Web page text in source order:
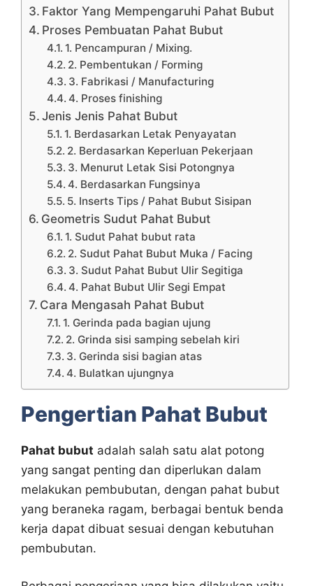
Faktor Yang Mempengaruhi Pahat Bubut
Proses Pembuatan Pahat Bubut
1. Pencampuran / Mixing.
2. Pembentukan / Forming
3. Fabrikasi / Manufacturing
4. Proses finishing
Jenis Jenis Pahat Bubut
1. Berdasarkan Letak Penyayatan
2. Berdasarkan Keperluan Pekerjaan
3. Menurut Letak Sisi Potongnya
4. Berdasarkan Fungsinya
5. Inserts Tips / Pahat Bubut Sisipan
Geometris Sudut Pahat Bubut
1. Sudut Pahat bubut rata
2. Sudut Pahat Bubut Muka / Facing
3. Sudut Pahat Bubut Ulir Segitiga
4. Pahat Bubut Ulir Segi Empat
Cara Mengasah Pahat Bubut
1. Gerinda pada bagian ujung
2. Grinda sisi samping sebelah kiri
3. Gerinda sisi bagian atas
4. Bulatkan ujungnya
Pengertian Pahat Bubut
Pahat bubut adalah salah satu alat potong
yang sangat penting dan diperlukan dalam
melakukan pembubutan, dengan pahat bubut
yang beraneka ragam, berbagai bentuk benda
kerja dapat dibuat sesuai dengan kebutuhan
pembubutan.